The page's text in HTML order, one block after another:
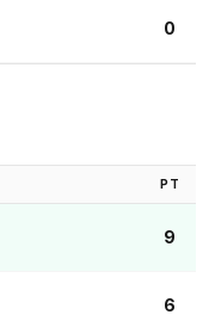
0
PT
9
6